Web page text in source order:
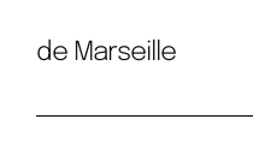
de Marseille